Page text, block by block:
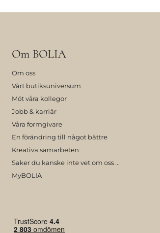
Om BOLIA
Om oss
Vårt butiksuniversum
Möt våra kollegor
Jobb & karriär
Våra formgivare
En förändring till något bättre
Kreativa samarbeten
Saker du kanske inte vet om oss ...
MyBOLIA